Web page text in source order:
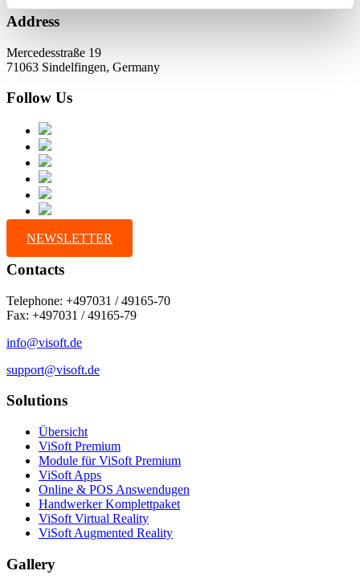
Address
Mercedesstraße 19
71063 Sindelfingen, Germany
Follow Us
NEWSLETTER
Contacts
Telephone: +497031 / 49165-70
Fax: +497031 / 49165-79
info@visoft.de
support@visoft.de
Solutions
Übersicht
ViSoft Premium
Module für ViSoft Premium
ViSoft Apps
Online & POS Answendugen
Handwerker Komplettpaket
ViSoft Virtual Reality
ViSoft Augmented Reality
Gallery